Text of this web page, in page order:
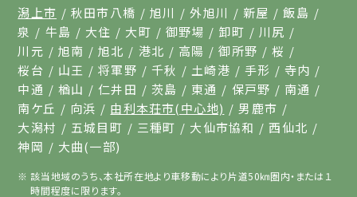
潟上市 秋田市八橋 旭川 外旭川 新屋
飯島
泉
牛島 大住 大町 御野場 卸町
川尻
川元
旭南 旭北 港北 高陽 御所野
桜
桜台
山王 将軍野 千秋 土崎港 手形
寺内
中通
楢山 仁井田 茨島 東通 保戸野
南通
南ケ丘
向浜 由利本荘市(中心地)
男鹿市
大潟村
五城目町 三種町 大仙市協和
西仙北
神岡
大曲(一部)
該当地域のうち、本社所在地より車移動により片道50㎞圏内・または１
時間程度に限ります。